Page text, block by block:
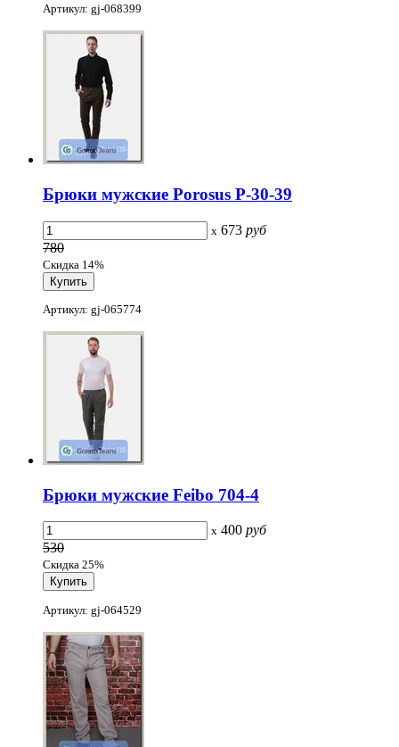
Артикул: gj-068399
Брюки мужские Porosus P-30-39
x 673 руб
780
Скидка 14%
Артикул: gj-065774
Брюки мужские Feibo 704-4
x 400 руб
530
Скидка 25%
Артикул: gj-064529